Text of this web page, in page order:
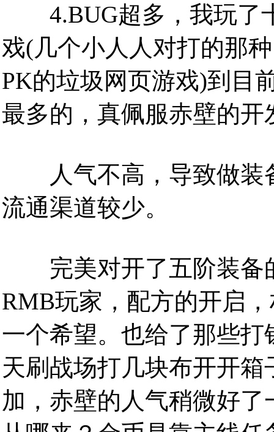
4.BUG超多，我玩了
戏(几个小人人对打的那
PK的垃圾网页游戏)到目
最多的，真佩服赤壁的
人气不高，导致做装
流通渠道较少。
完美对开了五阶装备
RMB玩家，配方的开启
一个希望。也给了那些
天刷战场打几块布开开
加，赤壁的人气稍微好